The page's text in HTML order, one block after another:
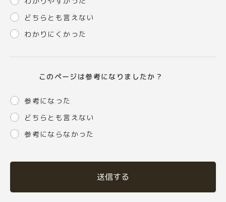
どちらとも言えない
わかりにくかった
このページは参考になりましたか？
参考になった
どちらとも言えない
参考にならなかった
送信する